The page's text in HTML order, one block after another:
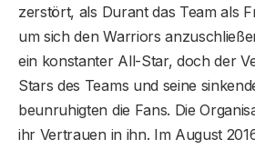
zerstört, als Durant das Team als
um sich den Warriors
ein konstanter All-Star, doch der
Stars des Teams und seine
beunruhigten die Fans. Die
ihr Vertrauen in ihn. Im August